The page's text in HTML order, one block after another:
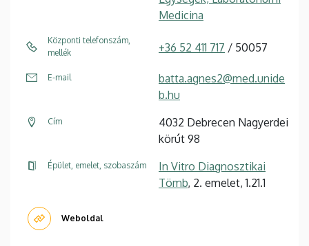
Medicina
Központi telefonszám,
mellék
+36 52 411 717 / 50057
E-mail
batta.agnes2@med.unide
b.hu
Cím
4032 Debrecen Nagyerdei
körút 98
Épület, emelet, szobaszám
In Vitro Diagnosztikai
Tömb, 2. emelet, 1.21.1
Weboldal